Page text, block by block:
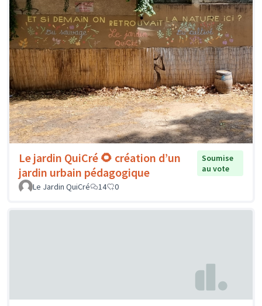
Le jardin QuiCré 🌻 création d’un
jardin urbain pédagogique
Soumise
au vote
Le Jardin QuiCré
14 0